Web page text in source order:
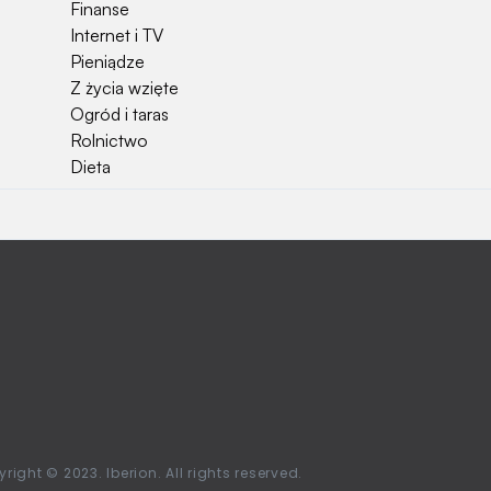
Finanse
Internet i TV
Pieniądze
Z życia wzięte
Ogród i taras
Rolnictwo
Dieta
© 2023. Iberion. All rights reserved.